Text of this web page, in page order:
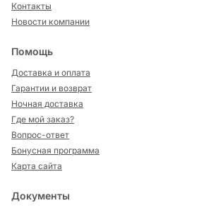
Контакты
Новости компании
Помощь
Доставка и оплата
Гарантии и возврат
Ночная доставка
Где мой заказ?
Вопрос-ответ
Бонусная программа
Карта сайта
Документы